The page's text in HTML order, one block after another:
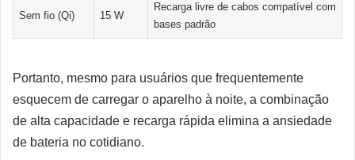
Sem fio (Qi) 15 W
Recarga livre de cabos compatível com
bases padrão
Portanto, mesmo para usuários que frequentemente
esquecem de carregar o aparelho à noite, a combinação
de alta capacidade e recarga rápida elimina a ansiedade
de bateria no cotidiano.